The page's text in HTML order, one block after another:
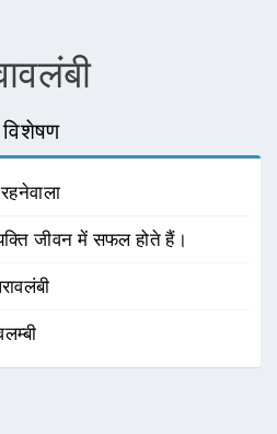
विशेषण
जीवन में सफल होते हैं।